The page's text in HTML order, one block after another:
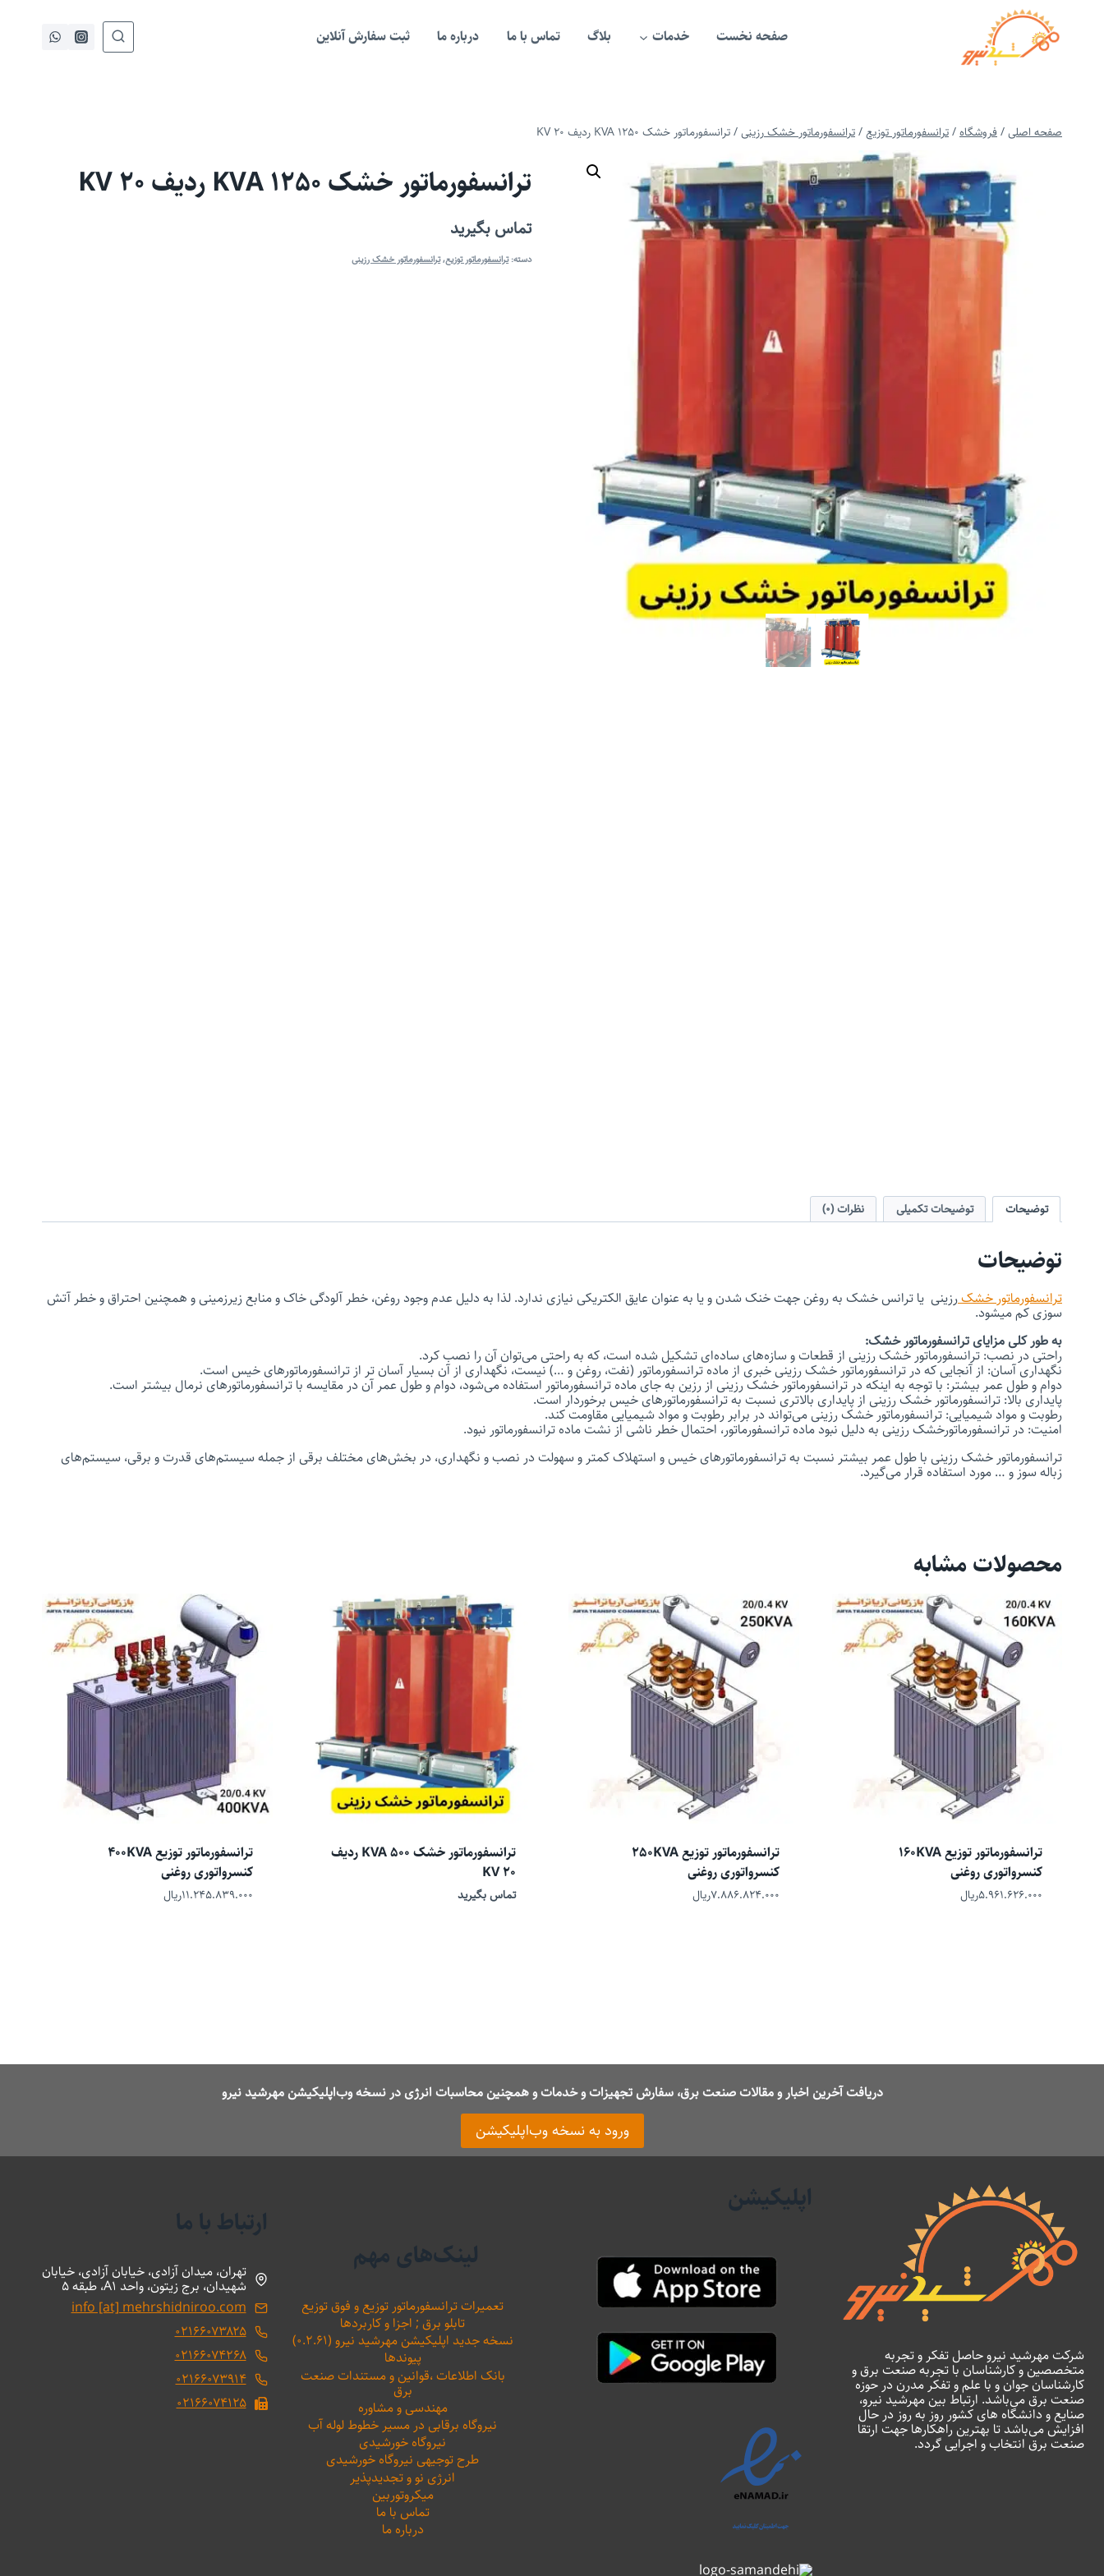
صفحه نخست خدمات بلاگ تماس با ما درباره ما ثبت سفارش آنلاین
صفحه اصلی/فروشگاه/ترانسفورماتور توزیع/ترانسفورماتور خشک رزینی/ترانسفورماتور خشک 1250 KVA ردیف 20 KV
ترانسفورماتور خشک 1250 KVA ردیف 20 KV
تماس بگیرید
دسته:ترانسفورماتور توزیع,ترانسفورماتور خشک رزینی
توضیحات توضیحات تکمیلی نظرات (0)
توضیحات
ترانسفورماتور خشکرزینی یا ترانس خشک به روغن جهت خنک شدن و یا به عنوان عایق الکتریکی نیازی ندارد. لذا به دلیل عدم وجود روغن، خطر آلودگی خاک و منابع زیر­زمینی و همچنین احتراق و خطر آتش
سوزی کم میشود.
به طور کلی مزایای ترانسفورماتور خشک:
راحتی در نصب: ترانسفورماتور خشک رزینی از قطعات و سازه‌های ساده‌ای تشکیل شده است، که به راحتی می‌توان آن را نصب کرد.
نگهداری آسان: از آنجایی که در ترانسفورماتور خشک رزینی خبری از ماده ترانسفورماتور (نفت، روغن و …) نیست، نگهداری از آن بسیار آسان تر از ترانسفورماتورهای خیس است.
دوام و طول عمر بیشتر: با توجه به اینکه در ترانسفورماتور خشک رزینی از رزین به جای ماده ترانسفورماتور استفاده می‌شود، دوام و طول عمر آن در مقایسه با ترانسفورماتورهای نرمال بیشتر است.
پایداری بالا: ترانسفورماتور خشک رزینی از پایداری بالاتری نسبت به ترانسفورماتورهای خیس برخوردار است.
رطوبت و مواد شیمیایی: ترانسفورماتور خشک رزینی می‌تواند در برابر رطوبت و مواد شیمیایی مقاومت کند.
امنیت: در ترانسفورماتورخشک رزینی به دلیل نبود ماده ترانسفورماتور، احتمال خطر ناشی از نشت ماده ترانسفورماتور نبود.
ترانسفورماتور خشک رزینی با طول عمر بیشتر نسبت به ترانسفورماتورهای خیس و استهلاک کمتر و سهولت در نصب و نگهداری، در بخش‌های مختلف برقی از جمله سیستم‌های قدرت و برقی، سیستم‌های
زباله سوز و … مورد استفاده قرار می‌گیرد.
محصولات مشابه
ترانسفورماتور توزیع 160KVA
کنسرواتوری روغنی
۵.۹۶۱.۶۲۶.۰۰۰ریال
ترانسفورماتور توزیع 250KVA
کنسرواتوری روغنی
۷.۸۸۶.۸۲۴.۰۰۰ریال
ترانسفورماتور خشک 500 KVA ردیف
20 KV
تماس بگیرید
ترانسفورماتور توزیع 400KVA
کنسرواتوری روغنی
۱۱.۲۴۵.۸۳۹.۰۰۰ریال
دریافت آخرین اخبار و مقالات صنعت برق، سفارش تجهیزات و خدمات و همچنین محاسبات انرژی در نسخه وب‌اپلیکیشن مهرشید نیرو
ورود به نسخه وب‌اپلیکیشن
شرکت مهرشید نیرو حاصل تفکر و تجربه
متخصصین و کارشناسان با تجربه صنعت برق و
کارشناسان جوان و با علم و تفکر مدرن در حوزه
صنعت برق می‌باشد. ارتباط بین مهرشید نیرو،
صنایع و دانشگاه های کشور روز به روز در حال
افزایش می‌باشد تا بهترین راهکارها جهت ارتقا
صنعت برق انتخاب و اجرایی گردد.
اپلیکیشن
لینک‌های مهم
تعمیرات ترانسفورماتور توزیع و فوق توزیع
تابلو برق ; اجزا و کاربردها
نسخه جدید اپلیکیشن مهرشید نیرو (۰.۲.۶۱)
پیوندها
بانک اطلاعات ،‌قوانین و مستندات صنعت
برق
مهندسی و مشاوره
نیروگاه برقابی در مسیر خطوط لوله آب
نیروگاه خورشیدی
طرح توجیهی نیروگاه خورشیدی
انرژی نو و تجدیدپذیر
میکروتوربین
تماس با ما
درباره ما
ارتباط با ما
تهران، میدان آزادی، خیابان آزادی، خیابان
شهیدان، برج زیتون، واحد A1، طبقه 5
info [at] mehrshidniroo.com
۰۲۱۶۶۰۷۳۸۲۵
۰۲۱۶۶۰۷۴۲۶۸
۰۲۱۶۶۰۷۳۹۱۴
۰۲۱۶۶۰۷۴۱۲۵